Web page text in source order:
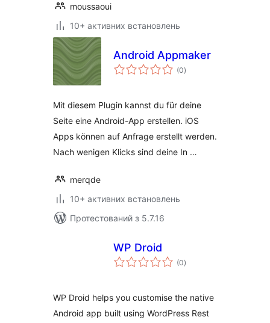
moussaoui
10+ активних встановлень
Android Appmaker
(0загальний
рейтинг
)
Mit diesem Plugin kannst du für deine
Seite eine Android-App erstellen. iOS
Apps können auf Anfrage erstellt werden.
Nach wenigen Klicks sind deine In …
merqde
10+ активних встановлень
Протестований з 5.7.16
WP Droid
(0загальний
рейтинг
)
WP Droid helps you customise the native
Android app built using WordPress Rest